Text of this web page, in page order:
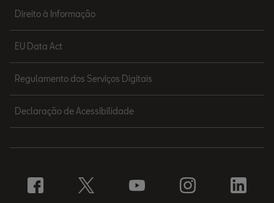
Direito à Informação
EU Data Act
Regulamento dos Serviços Digitais
Declaração de Acessibilidade